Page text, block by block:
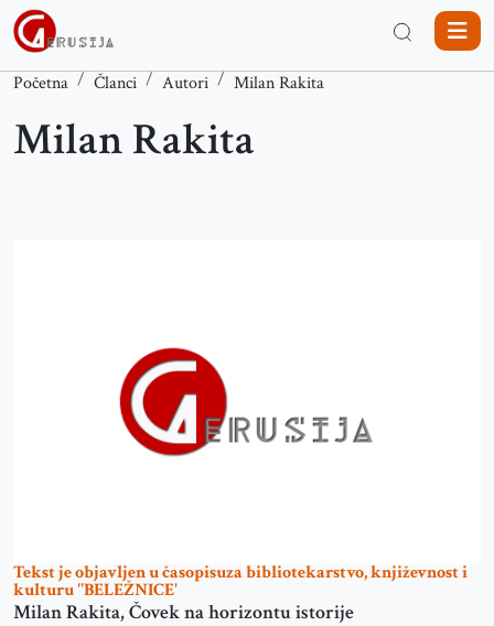
Početna Članci Autori Milan Rakita
Milan Rakita
Tekst je objavljen u časopisuza bibliotekarstvo, književnost i
kulturu ''BELEŽNICE'
Milan Rakita, Čovek na horizontu istorije